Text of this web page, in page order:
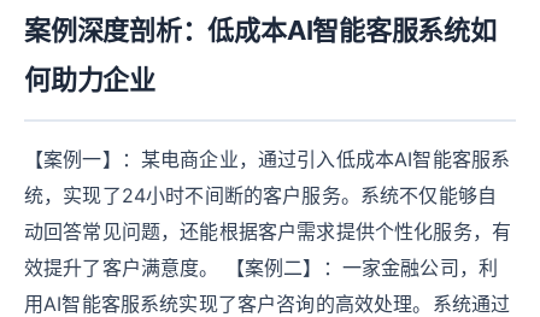
案例深度剖析：低成本AI智能客服系统如
何助力企业
【案例一】：某电商企业，通过引入低成本AI智能客服系
统，实现了24小时不间断的客户服务。系统不仅能够自
动回答常见问题，还能根据客户需求提供个性化服务，有
效提升了客户满意度。 【案例二】：一家金融公司，利
用AI智能客服系统实现了客户咨询的高效处理。系统通过